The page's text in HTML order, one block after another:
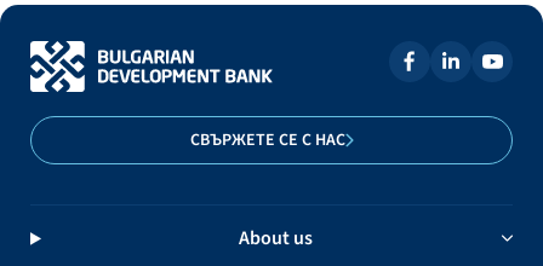
СВЪРЖЕТЕ СЕ С НАС
About us